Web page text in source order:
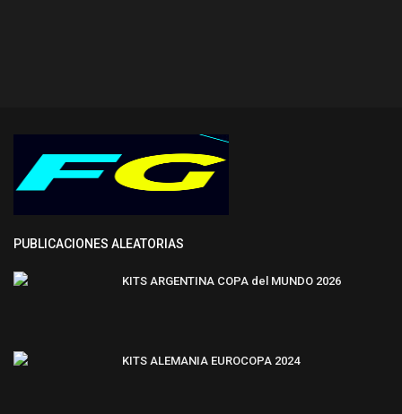
PUBLICACIONES ALEATORIAS
KITS ARGENTINA COPA del MUNDO 2026
KITS ALEMANIA EUROCOPA 2024